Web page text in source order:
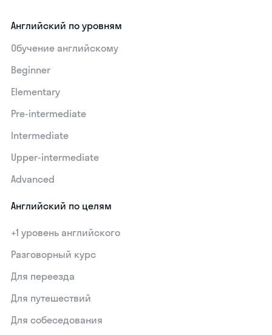
Английский по уровням
Обучение английскому
Beginner
Elementary
Pre-intermediate
Intermediate
Upper-intermediate
Advanced
Английский по целям
+1 уровень английского
Разговорный курс
Для переезда
Для путешествий
Для собеседования